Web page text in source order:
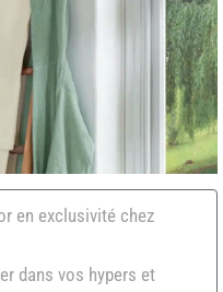
en exclusivité chez
dans vos hypers et